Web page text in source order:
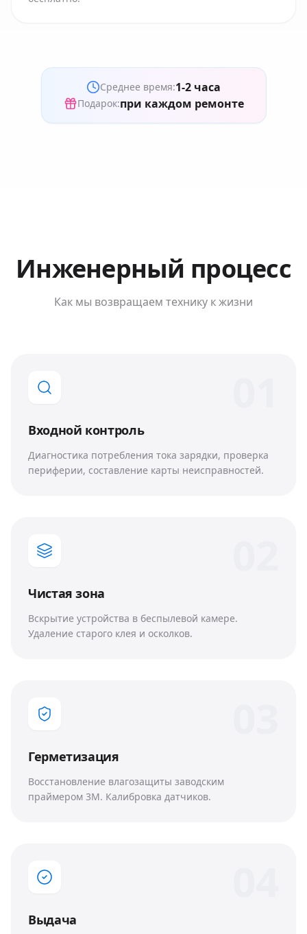
Среднее время:1-2 часа
Подарок:при каждом ремонте
Инженерный процесс
Как мы возвращаем технику к жизни
Входной контроль
Диагностика потребления тока зарядки, проверка
периферии, составление карты неисправностей.
Чистая зона
Вскрытие устройства в беспылевой камере.
Удаление старого клея и осколков.
Герметизация
Восстановление влагозащиты заводским
праймером 3M. Калибровка датчиков.
Выдача